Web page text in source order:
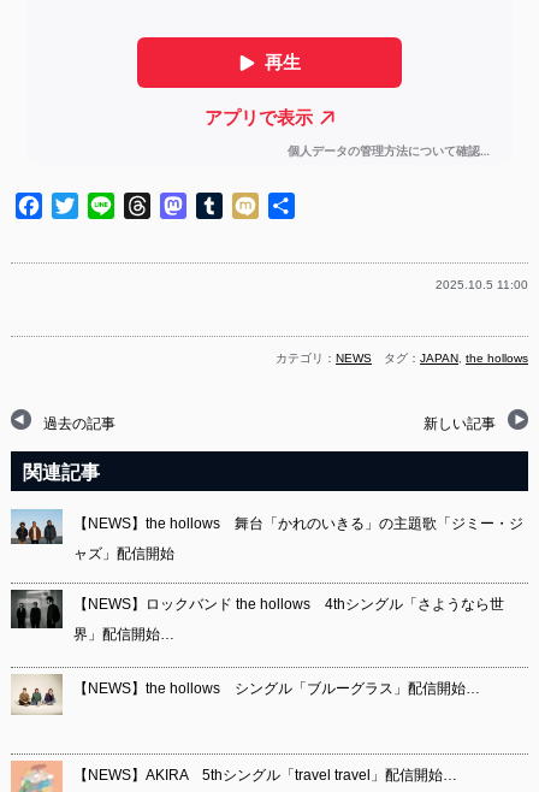
Facebook
TwitterLine ThreadsMastodon
Tumblr
Mixi
2025.10.5 11:00
カテゴリ： NEWS タグ：JAPAN,the hollows
過去の記事 新しい記事
関連記事
【NEWS】the hollows 舞台「かれのいきる」の主題歌「ジミー・ジ
ャズ」配信開始
【NEWS】ロックバンド the hollows 4thシングル「さようなら世
界」配信開始…
【NEWS】the hollows シングル「ブルーグラス」配信開始…
【NEWS】AKIRA 5thシングル「travel travel」配信開始…